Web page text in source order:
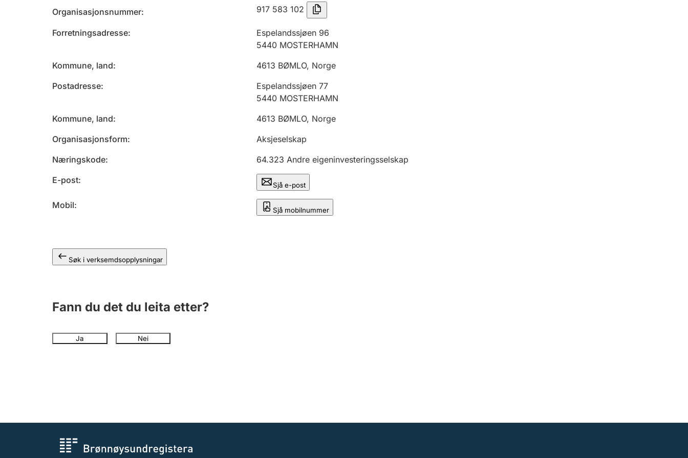
Organisasjonsnummer 917 583 102
Forretningsadresse
Espelandssjøen 96
5440 MOSTERHAMN
Kommune, land
4613 BØMLO, Norge
Postadresse
Espelandssjøen 77
5440 MOSTERHAMN
Kommune, land
4613 BØMLO, Norge
Organisasjonsform
Aksjeselskap
Næringskode
64.323 Andre eigeninvesteringsselskap
E-post
Sjå e-post
Mobil Sjå mobilnummer
Søk i verksemdsopplysningar
Fann du det du leita etter?
Ja Nei